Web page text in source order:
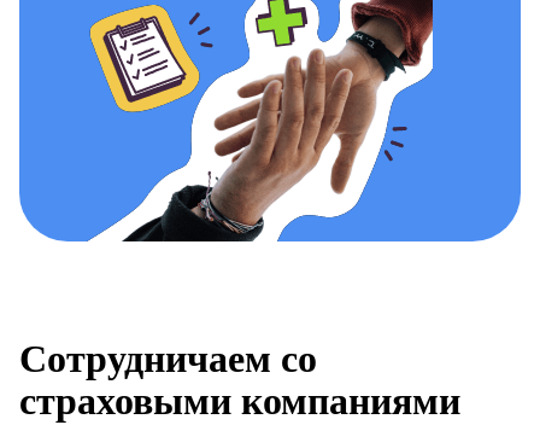
Сотрудничаем со
страховыми компаниями